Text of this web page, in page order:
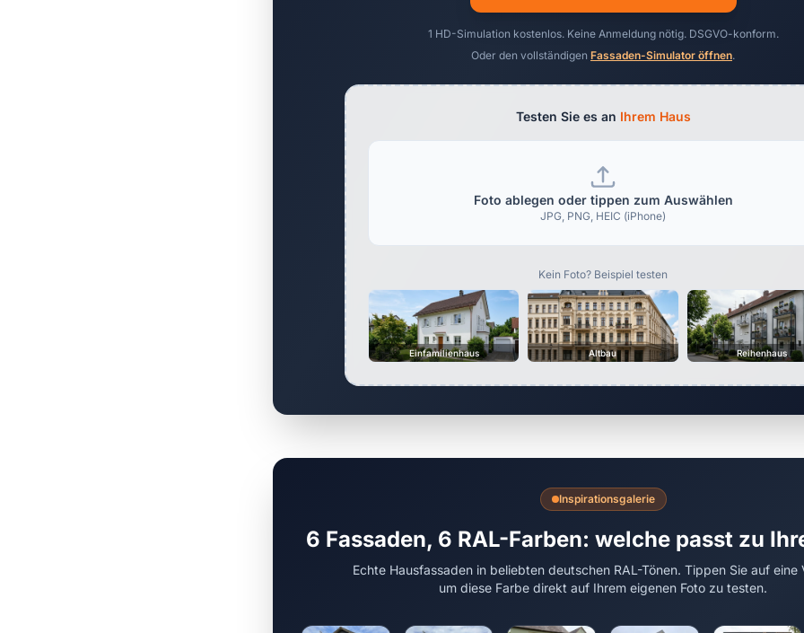
1 HD-Simulation kostenlos. Keine Anmeldung nötig. DSGVO-konform.
Oder den vollständigen Fassaden-Simulator öffnen.
Testen Sie es an Ihrem Haus
Foto ablegen oder tippen zum Auswählen
JPG, PNG, HEIC (iPhone)
Kein Foto? Beispiel testen
Einfamilienhaus Altbau Reihenhaus
Inspirationsgalerie
6 Fassaden, 6 RAL-Farben: welche passt zu
Echte Hausfassaden in beliebten deutschen RAL-Tönen. Tippen Sie auf eine
um diese Farbe direkt auf Ihrem eigenen Foto zu testen.